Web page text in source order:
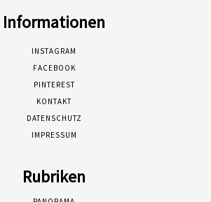
Informationen
INSTAGRAM
FACEBOOK
PINTEREST
KONTAKT
DATENSCHUTZ
IMPRESSUM
Rubriken